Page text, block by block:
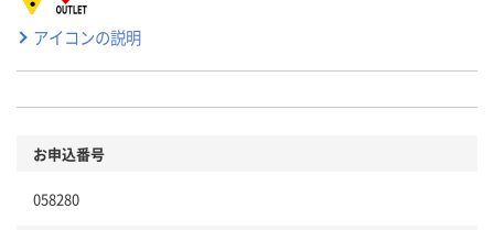
アイコンの説明
お申込番号
058280